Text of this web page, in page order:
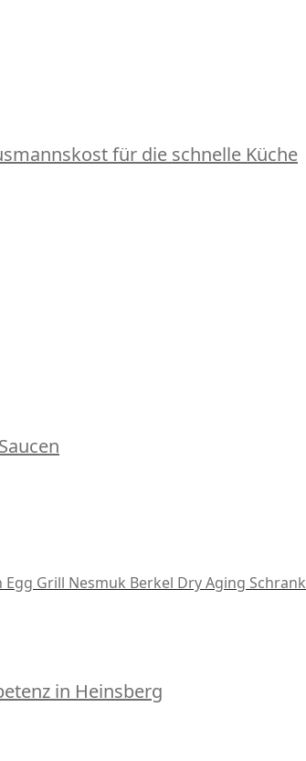
für die schnelle Küche
Egg Grill Nesmuk Berkel Dry Aging Schrank
in Heinsberg